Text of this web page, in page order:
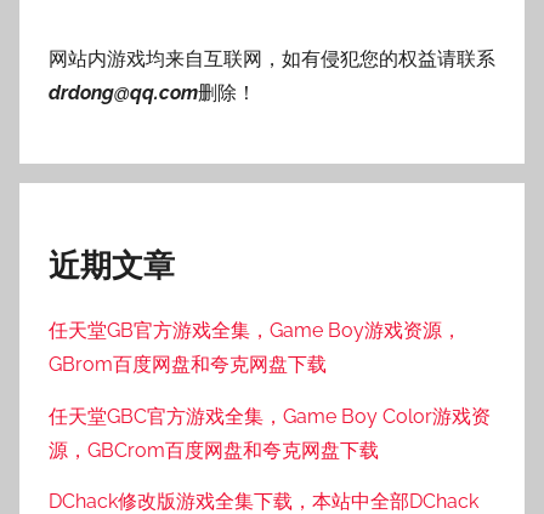
网站内游戏均来自互联网，如有侵犯您的权益请联系
drdong@qq.com删除！
近期文章
任天堂GB官方游戏全集，Game Boy游戏资源，
GBrom百度网盘和夸克网盘下载
任天堂GBC官方游戏全集，Game Boy Color游戏资
源，GBCrom百度网盘和夸克网盘下载
DChack修改版游戏全集下载，本站中全部DChack